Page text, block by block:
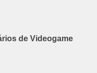
de Videogame